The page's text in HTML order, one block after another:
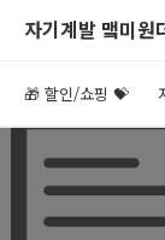
자기계발 맼미원
🎁 할인/쇼핑 💝